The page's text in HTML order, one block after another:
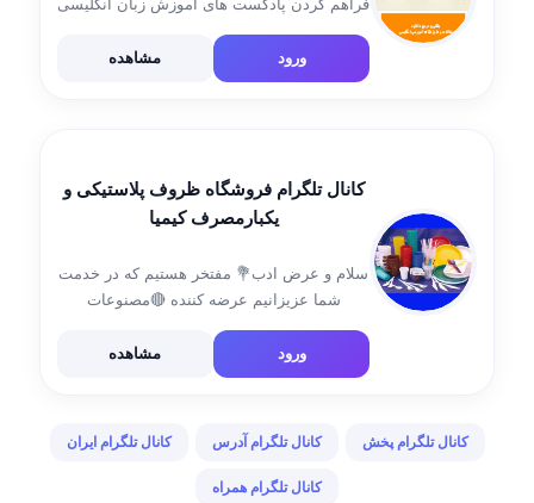
فراهم کردن پادکست های آموزش زبان انگلیسی
ورود مشاهده
کانال تلگرام فروشگاه ظروف پلاستیکی و
یکبارمصرف کیمیا
سلام و عرض ادب💐 مفتخر هستیم که در خدمت
شما عزیزانیم عرضه کننده 🔴مصنوعات
دستمال کاغذی 🏬 آدرس: اراک ، بلوار شهیدان
رجایی (هپکو) لطفا جهت سفارش به ادمین پیام
ورود مشاهده
کانال تلگرام پخش کانال تلگرام آدرس کانال تلگرام ایران
کانال تلگرام همراه